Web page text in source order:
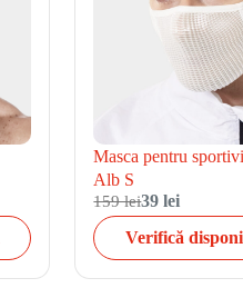
Masca pentru
Alb S
159 lei39 lei
Verifică